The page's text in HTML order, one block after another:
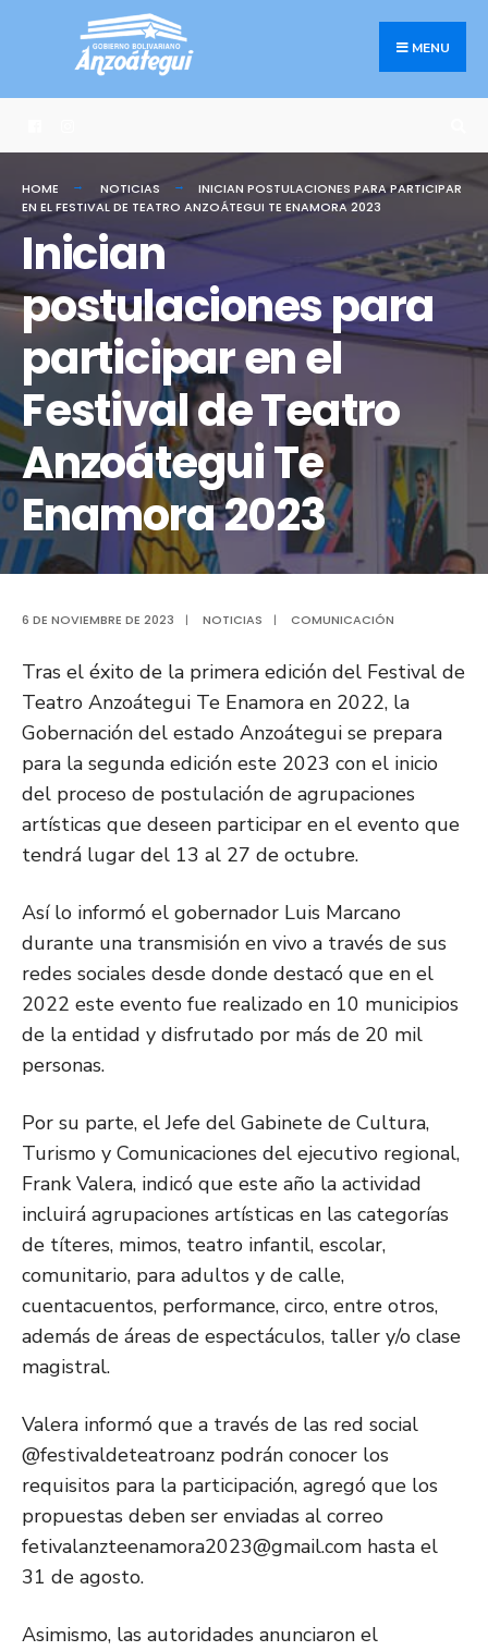
MENU
HOME NOTICIAS
INICIAN POSTULACIONES PARA PARTICIPAR
EN EL FESTIVAL DE TEATRO ANZOÁTEGUI TE ENAMORA 2023
Inician
postulaciones para
participar en el
Festival de Teatro
Anzoátegui Te
Enamora 2023
6 DE NOVIEMBRE DE 2023 | NOTICIAS | COMUNICACIÓN
Tras el éxito de la primera edición del Festival de
Teatro Anzoátegui Te Enamora en 2022, la
Gobernación del estado Anzoátegui se prepara
para la segunda edición este 2023 con el inicio
del proceso de postulación de agrupaciones
artísticas que deseen participar en el evento que
tendrá lugar del 13 al 27 de octubre.
Así lo informó el gobernador Luis Marcano
durante una transmisión en vivo a través de sus
redes sociales desde donde destacó que en el
2022 este evento fue realizado en 10 municipios
de la entidad y disfrutado por más de 20 mil
personas.
Por su parte, el Jefe del Gabinete de Cultura,
Turismo y Comunicaciones del ejecutivo regional,
Frank Valera, indicó que este año la actividad
incluirá agrupaciones artísticas en las categorías
de títeres, mimos, teatro infantil, escolar,
comunitario, para adultos y de calle,
cuentacuentos, performance, circo, entre otros,
además de áreas de espectáculos, taller y/o clase
magistral.
Valera informó que a través de las red social
@festivaldeteatroanz podrán conocer los
requisitos para la participación, agregó que los
propuestas deben ser enviadas al correo
fetivalanzteenamora2023@gmail.com hasta el
31 de agosto.
Asimismo, las autoridades anunciaron el
Search